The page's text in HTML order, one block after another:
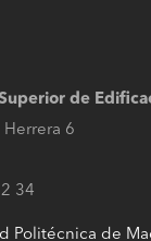
de
6
34
Politécnica de